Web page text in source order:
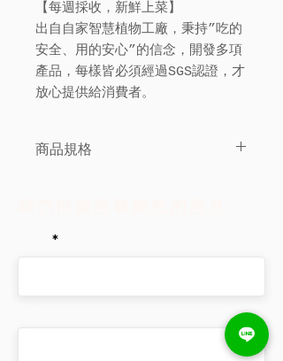
【每週採收，新鮮上菜】
出自自家智慧植物工廠，秉持”吃的
安全、用的安心”的信念，開發多項
產品，每樣皆必須經過SGS認證，才
放心提供給消費者。
商品規格